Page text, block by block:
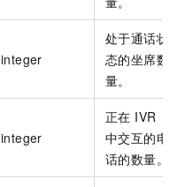
integer
处于通话状
态的坐席数
量。
integer
正在 IVR
中交互的电
话的数量。